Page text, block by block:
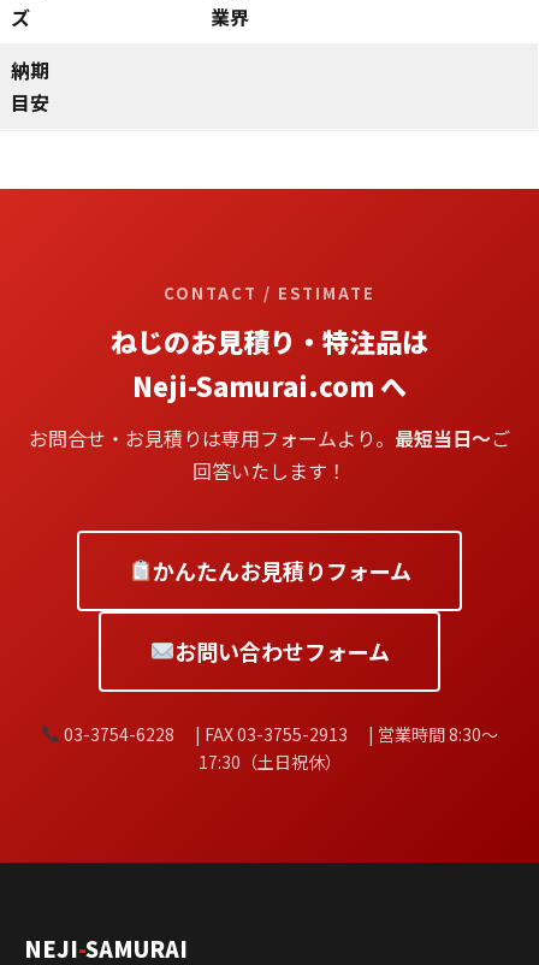
ズ
業界
納期
目安
CONTACT / ESTIMATE
ねじのお見積り・特注品は
Neji-Samurai.com へ
お問合せ・お見積りは専用フォームより。 最短当日〜ご
回答いたします！
かんたんお見積りフォーム
お問い合わせフォーム
03-3754-6228 | FAX 03-3755-2913 | 営業時間 8:30〜
17:30（土日祝休）
NEJI-SAMURAI